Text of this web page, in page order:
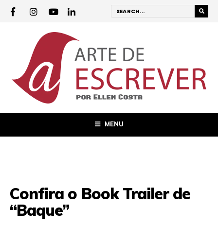
MENU
Confira o Book Trailer de
“Baque”